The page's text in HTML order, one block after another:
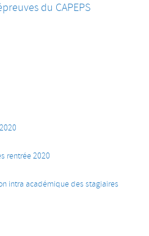
du CAPEPS
rentrée 2020
intra académique des stagiaires